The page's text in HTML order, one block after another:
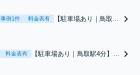
事例1件 料金表有
【駐車場あり｜鳥取駅
破産の実績多数！「後
料金表有
【駐車場あり｜鳥取駅4分】